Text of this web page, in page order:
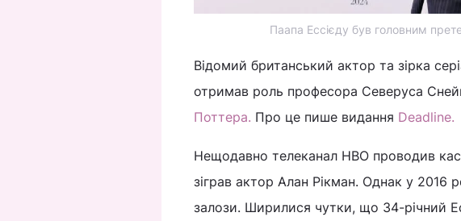
Паапа Ессієду був головним
Відомий британський актор та зірка
отримав роль професора Северуса
Поттера. Про це пише видання Deadline.
Нещодавно телеканал HBO проводив
зіграв актор Алан Рікман. Однак у 2016
залози. Ширилися чутки, що 34-річний